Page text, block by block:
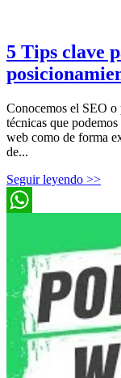
5 Tips clave
Conocemos el SEO o
técnicas que
web como de forma
de...
Seguir leyendo >>